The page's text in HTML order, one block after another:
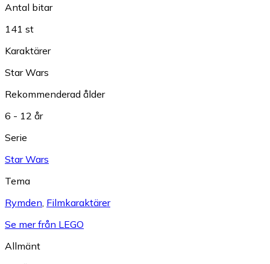
Antal bitar
141 st
Karaktärer
Star Wars
Rekommenderad ålder
6 - 12 år
Serie
Star Wars
Tema
Rymden, Filmkaraktärer
Se mer från LEGO
Allmänt